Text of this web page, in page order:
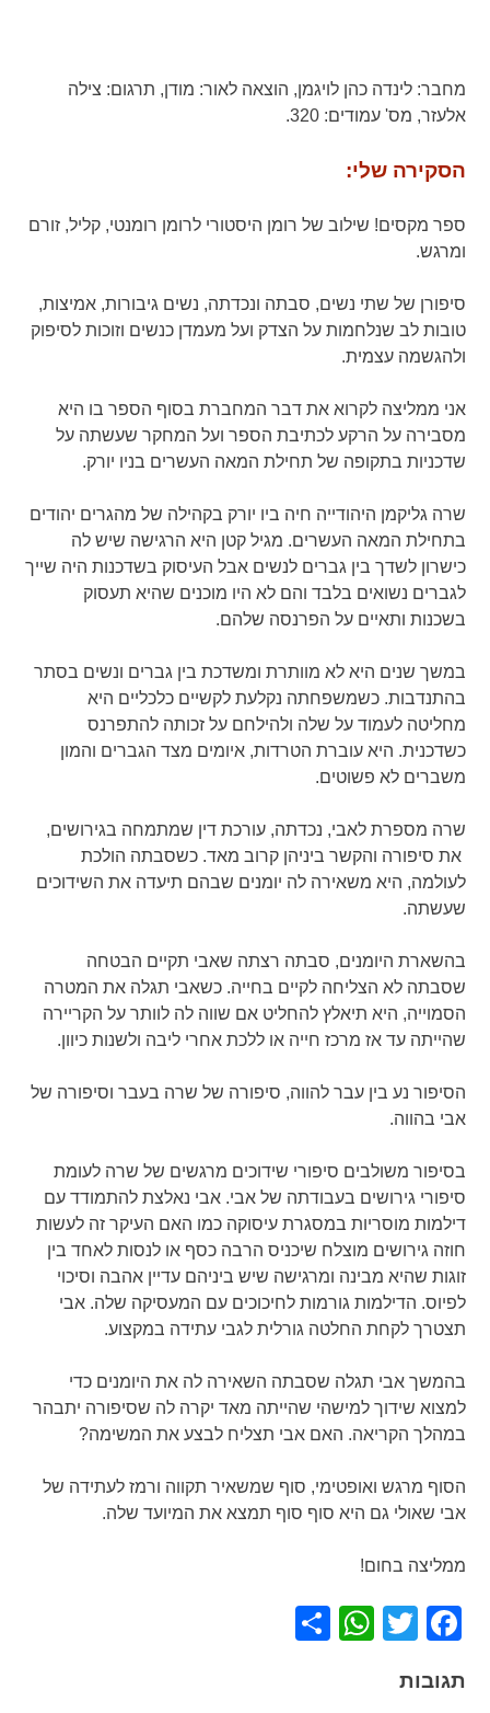
מחבר:לינדה כהן לויגמן, הוצאה לאור: מודן, תרגום: צילה
אלעזר, מס' עמודים: 320.
הסקירה שלי:
ספר מקסים! שילוב של רומן היסטורי לרומן רומנטי, קליל, זורם
ומרגש.
סיפורן של שתי נשים, סבתה ונכדתה, נשים גיבורות, אמיצות,
טובות לב שנלחמות על הצדק ועל מעמדן כנשים וזוכות לסיפוק
ולהגשמה עצמית.
אני ממליצה לקרוא את דבר המחברת בסוף הספר בו היא
מסבירה על הרקע לכתיבת הספר ועל המחקר שעשתה על
שדכניות בתקופה של תחילת המאה העשרים בניו יורק.
שרה גליקמן היהודייה חיה ביו יורק בקהילה של מהגרים יהודים
בתחילת המאה העשרים. מגיל קטן היא הרגישה שיש לה
כישרון לשדך בין גברים לנשים אבל העיסוק בשדכנות היה שייך
לגברים נשואים בלבד והם לא היו מוכנים שהיא תעסוק
בשכנות ותאיים על הפרנסה שלהם.
במשך שנים היא לא מוותרת ומשדכת בין גברים ונשים בסתר
בהתנדבות. כשמשפחתה נקלעת לקשיים כלכליים היא
מחליטה לעמוד על שלה ולהילחם על זכותה להתפרנס
כשדכנית. היא עוברת הטרדות, איומים מצד הגברים והמון
משברים לא פשוטים.
שרה מספרת לאבי, נכדתה, עורכת דין שמתמחה בגירושים,
את סיפורה והקשר ביניהן קרוב מאד. כשסבתה הולכת
לעולמה, היא משאירה לה יומנים שבהם תיעדה את השידוכים
שעשתה.
בהשארת היומנים, סבתה רצתה שאבי תקיים הבטחה
שסבתה לא הצליחה לקיים בחייה. כשאבי תגלה את המטרה
הסמוייה, היא תיאלץ להחליט אם שווה לה לוותר על הקריירה
שהייתה עד אז מרכז חייה או ללכת אחרי ליבה ולשנות כיוון.
הסיפור נע בין עבר להווה, סיפורה של שרה בעבר וסיפורה של
אבי בהווה.
בסיפור משולבים סיפורי שידוכים מרגשים של שרה לעומת
סיפורי גירושים בעבודתה של אבי. אבי נאלצת להתמודד עם
דילמות מוסריות במסגרת עיסוקה כמו האם העיקר זה לעשות
חוזה גירושים מוצלח שיכניס הרבה כסף או לנסות לאחד בין
זוגות שהיא מבינה ומרגישה שיש ביניהם עדיין אהבה וסיכוי
לפיוס. הדילמות גורמות לחיכוכים עם המעסיקה שלה. אבי
תצטרך לקחת החלטה גורלית לגבי עתידה במקצוע.
בהמשך אבי תגלה שסבתה השאירה לה את היומנים כדי
למצוא שידוך למישהי שהייתה מאד יקרה לה שסיפורה יתבהר
במהלך הקריאה. האם אבי תצליח לבצע את המשימה?
הסוף מרגש ואופטימי, סוף שמשאיר תקווה ורמז לעתידה של
אבי שאולי גם היא סוף סוף תמצא את המיועד שלה.
ממליצה בחום!
Facebook
Twitter
WhatsApp
תגובות